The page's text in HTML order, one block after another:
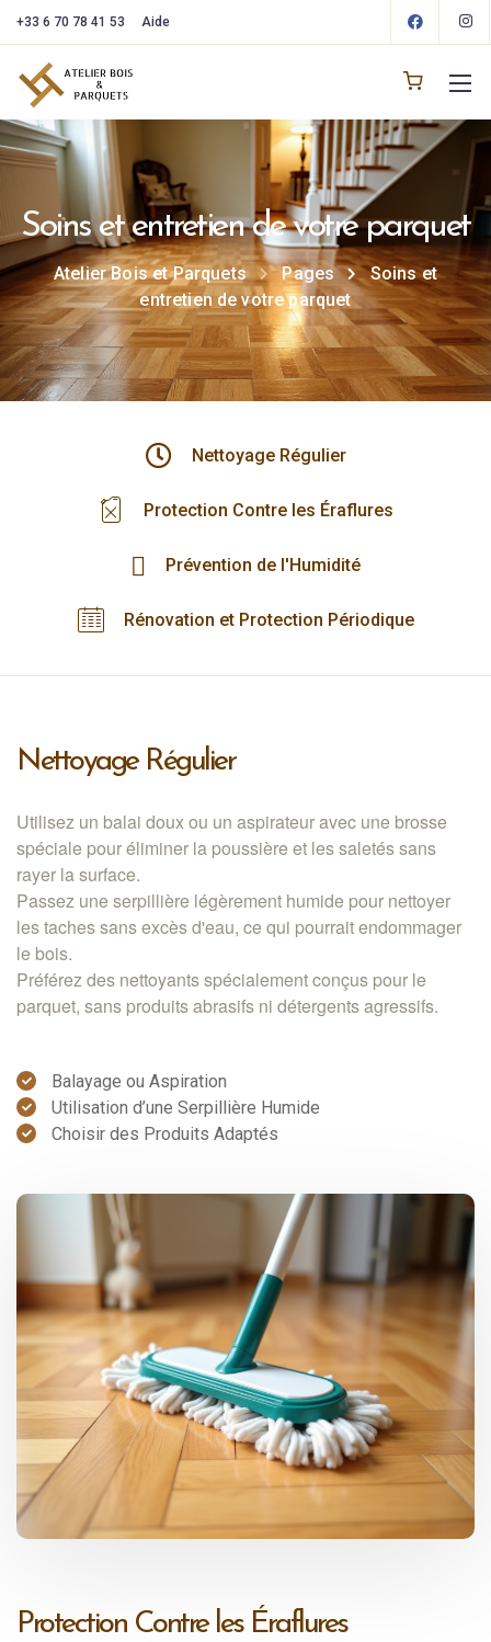
+33 6 70 78 41 53 Aide
Soins et entretien de votre parquet
Atelier Bois et Parquets Pages
Soins et
entretien de votre parquet
Nettoyage Régulier
Protection Contre les Éraflures
Prévention de l'Humidité
Rénovation et Protection Périodique
Nettoyage Régulier
Utilisez un balai doux ou un aspirateur avec une brosse
spéciale pour éliminer la poussière et les saletés sans
rayer la surface.
Passez une serpillière légèrement humide pour nettoyer
les taches sans excès d'eau, ce qui pourrait endommager
le bois.
Préférez des nettoyants spécialement conçus pour le
parquet, sans produits abrasifs ni détergents agressifs.
Balayage ou Aspiration
Utilisation d’une Serpillière Humide
Choisir des Produits Adaptés
Protection Contre les Éraflures